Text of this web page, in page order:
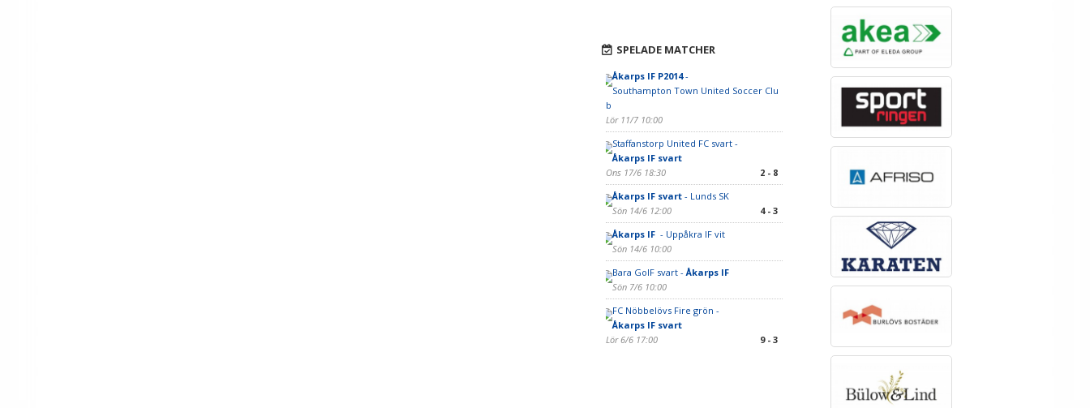
SPELADE MATCHER
Åkarps IF P2014-
Southampton Town United Soccer Clu
b
Lör 11/7 10:00
Staffanstorp United FC svart -
Åkarps IF svart
Ons 17/6 18:30
2 - 8
Åkarps IF svart- Lunds SK
Sön 14/6 12:00
4 - 3
Åkarps IF - Uppåkra IF vit
Sön 14/6 10:00
Bara GoIF svart -Åkarps IF
Sön 7/6 10:00
FC Nöbbelövs Fire grön -
Åkarps IF svart
Lör 6/6 17:00
9 - 3